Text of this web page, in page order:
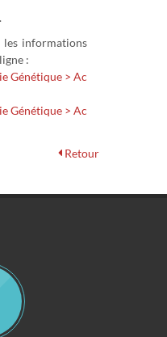
les informations
:
Génétique > Ac
Génétique > Ac
Retour